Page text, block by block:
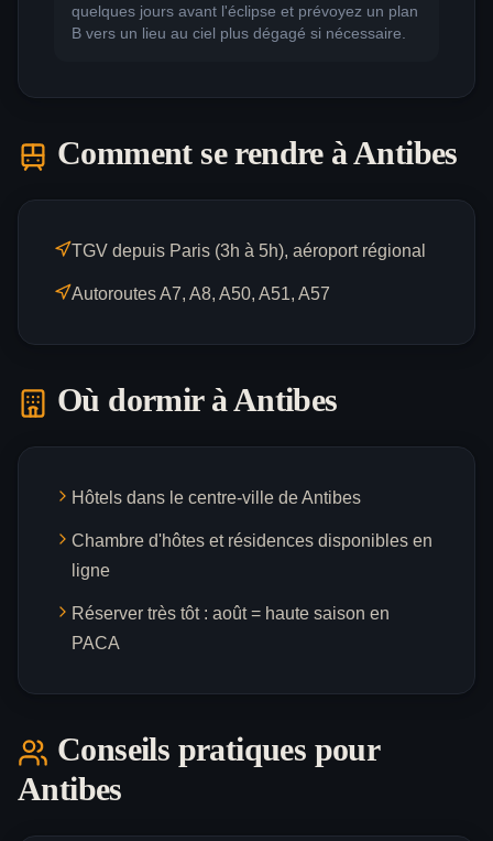
quelques jours avant l'éclipse et prévoyez un plan
B vers un lieu au ciel plus dégagé si nécessaire.
Comment se rendre àAntibes
TGV depuis Paris (3h à 5h), aéroport régional
Autoroutes A7, A8, A50, A51, A57
Où dormir àAntibes
Hôtels dans le centre-ville de Antibes
Chambre d'hôtes et résidences disponibles en
ligne
Réserver très tôt : août = haute saison en
PACA
Conseils pratiques pour
Antibes